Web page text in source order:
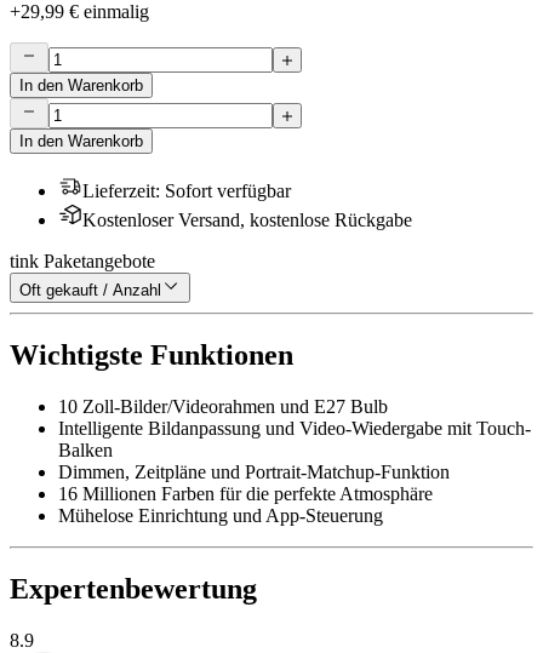
+29,99 € einmalig
In den Warenkorb
In den Warenkorb
Lieferzeit: Sofort verfügbar
Kostenloser Versand, kostenlose Rückgabe
tink Paketangebote
Oft gekauft / Anzahl
Wichtigste Funktionen
10 Zoll-Bilder/Videorahmen und E27 Bulb
Intelligente Bildanpassung und Video-Wiedergabe mit Touch-
Balken
Dimmen, Zeitpläne und Portrait-Matchup-Funktion
16 Millionen Farben für die perfekte Atmosphäre
Mühelose Einrichtung und App-Steuerung
Expertenbewertung
8.9